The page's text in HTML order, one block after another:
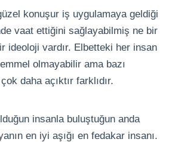
konuşur iş uygulamaya geldiği
vaat ettiğini sağlayabilmiş ne bir
ideoloji vardır. Elbetteki her insan
olmayabilir ama bazı
daha açıktır farklıdır.
insanla buluştuğun anda
en iyi aşığı en fedakar insanı.